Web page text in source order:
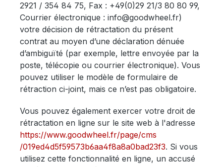
2921 / 354 84 75, Fax : +49(0)29 21/3 80 80 99,
Courrier électronique : info@goodwheel.fr)
votre décision de rétractation du présent
contrat au moyen d’une déclaration dénuée
d’ambiguïté (par exemple, lettre envoyée par la
poste, télécopie ou courrier électronique). Vous
pouvez utiliser le modèle de formulaire de
rétraction ci-joint, mais ce n’est pas obligatoire.
Vous pouvez également exercer votre droit de
rétractation en ligne sur le site web à l'adresse
https://www.goodwheel.fr/page/cms
/019ed4d5f59573b6aa4f8a8a0bad23f3. Si vous
utilisez cette fonctionnalité en ligne, un accusé